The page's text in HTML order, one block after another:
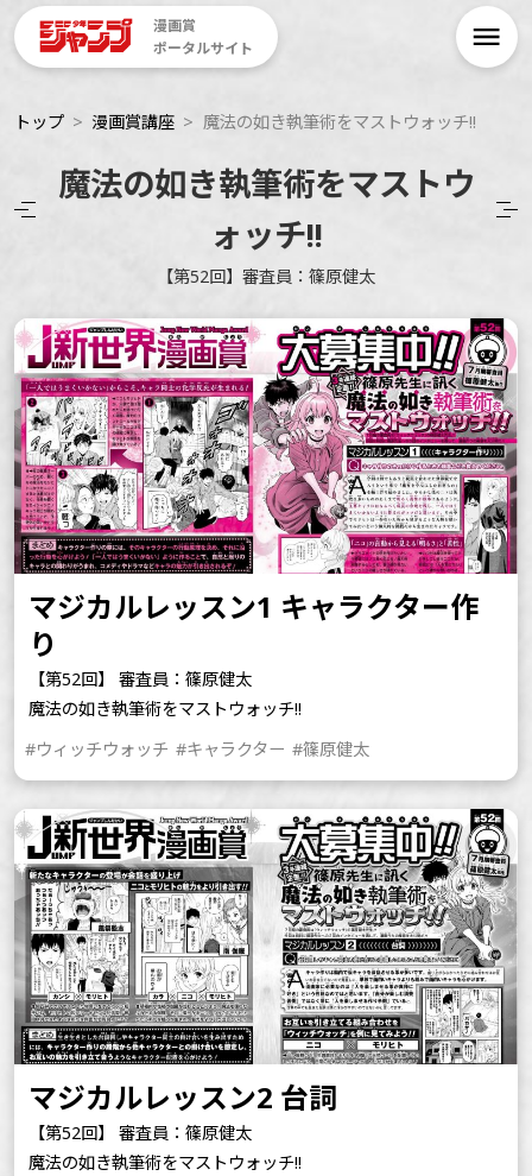
漫画賞
ポータルサイト
トップ 漫画賞講座 魔法の如き執筆術をマストウォッチ!!
魔法の如き執筆術をマストウ
ォッチ!!
【第52回】審査員：篠原健太
マジカルレッスン1 キャラクター作
り
【第52回】 審査員：篠原健太
魔法の如き執筆術をマストウォッチ!!
#ウィッチウォッチ #キャラクター #篠原健太
マジカルレッスン2 台詞
【第52回】 審査員：篠原健太
魔法の如き執筆術をマストウォッチ!!